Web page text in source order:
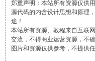
郑重声明：本站所有资源仅供
源代码的内含设计思想和原理
途！
本站所有资源、教程来自互联
交流，不得商业运营资源，不
图片和资源仅供参考，不提供